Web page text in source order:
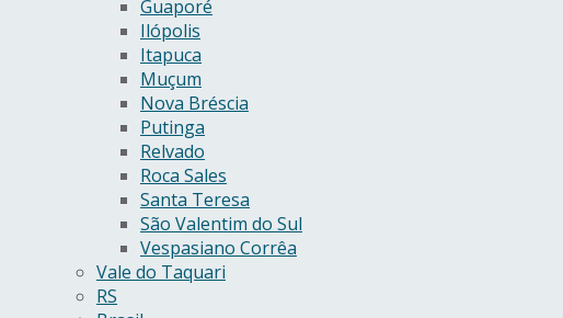
Guaporé
Ilópolis
Itapuca
Muçum
Nova Bréscia
Putinga
Relvado
Roca Sales
Santa Teresa
São Valentim do Sul
Vespasiano Corrêa
Vale do Taquari
RS